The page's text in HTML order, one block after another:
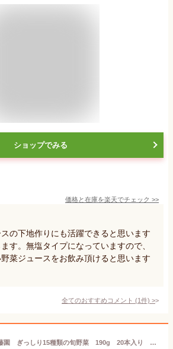
ショップでみる
価格と在庫を楽天でチェック >>
の下地作りにも活躍できると思います
す。無塩タイプになっていますので、
菜ジュースをお飲み頂けると思います
全てのおすすめコメント (1件) >
【20本入り】伊藤園 ぎっしり15種類の旬野菜 190g 20本入り 無塩 砂糖・食塩不使用 4.8kg野菜ジュース